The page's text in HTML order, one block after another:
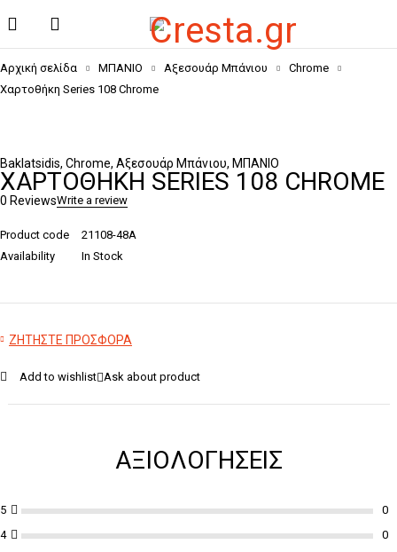
Αρχική σελίδα ΜΠΑΝΙΟ Αξεσουάρ Μπάνιου
Chrome
Χαρτοθήκη Series 108 Chrome
Baklatsidis, Chrome, Αξεσουάρ Μπάνιου, ΜΠΑΝΙΟ
ΧΑΡΤΟΘΉΚΗ SERIES 108 CHROME
0 ReviewsWrite a review
Product code
21108-48A
Availability
In Stock
ΖΗΤΗΣΤΕ ΠΡΟΣΦΟΡΑ
Add to wishlist Ask about product
ΑΞΙΟΛΟΓΉΣΕΙΣ
5
4